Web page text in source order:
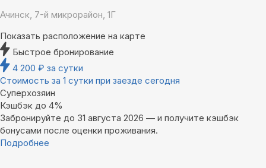
Ачинск, 7-й микрорайон, 1Г
Показать расположение на карте
Быстрое бронирование
4 200 ₽ за сутки
Стоимость за 1 сутки при заезде сегодня
Суперхозяин
Кэшбэк до 4%
Забронируйте до 31 августа 2026 — и получите кэшбэк
бонусами после оценки проживания.
Подробнее